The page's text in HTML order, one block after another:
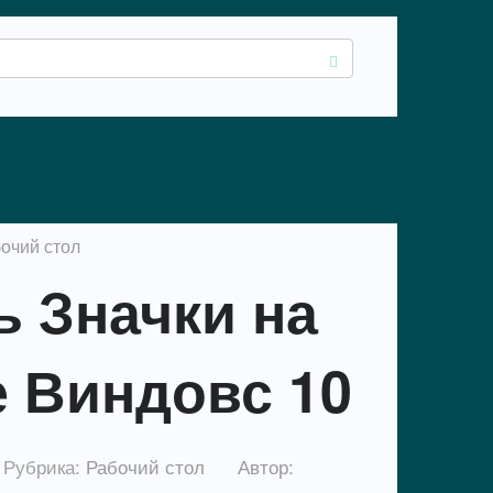
стол
Значки на
Виндовс 10
Рубрика: Рабочий стол
Автор: